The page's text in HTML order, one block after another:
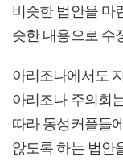
비슷한 법안을 마
슷한 내용으로 수
아리조나에서도
아리조나 주의회
따라 동성커플들
않도록 하는 법안